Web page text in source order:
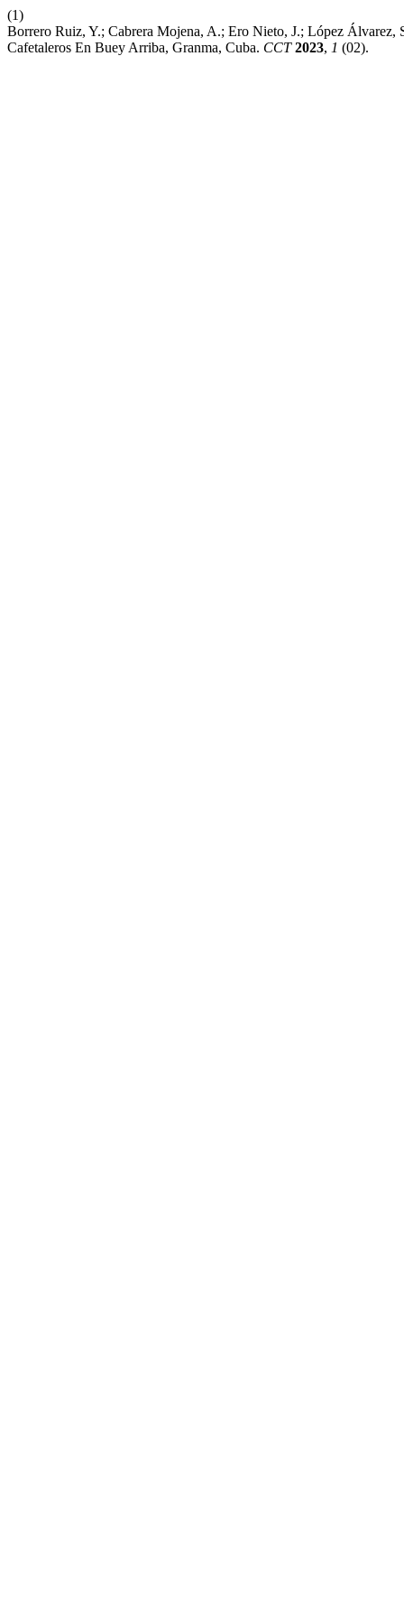
(1)
Borrero Ruiz, Y.; Cabrera Mojena, A.; Ero Nieto, J.; López Álvarez,
Cafetaleros En Buey Arriba, Granma, Cuba. CCT 2023, 1 (02).